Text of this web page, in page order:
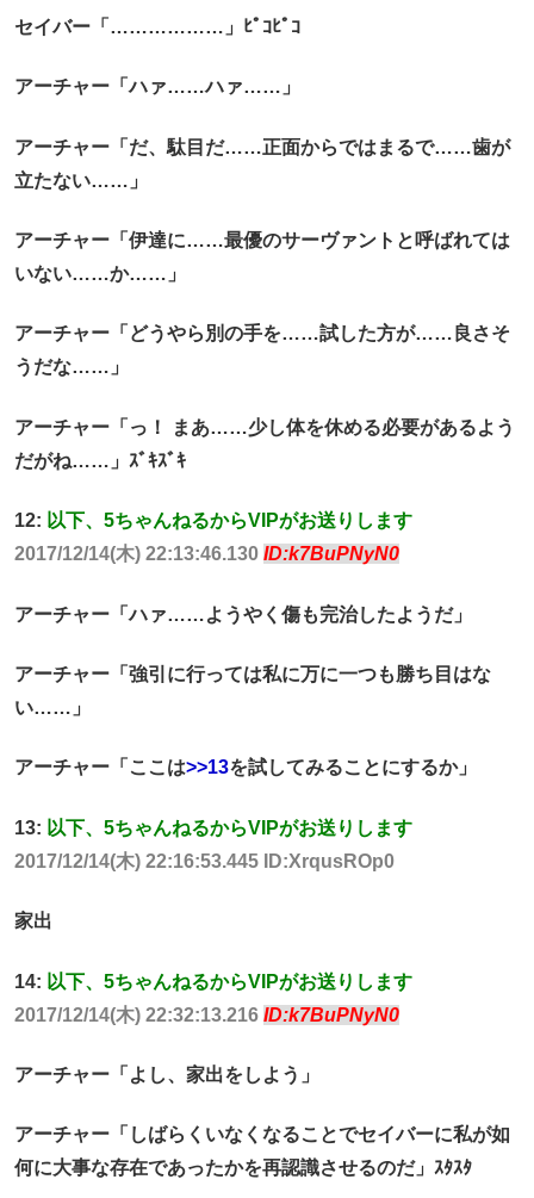
セイバー「………………」ﾋﾟｺﾋﾟｺ
アーチャー「ハァ……ハァ……」
アーチャー「だ、駄目だ……正面からではまるで……歯が
立たない……」
アーチャー「伊達に……最優のサーヴァントと呼ばれては
いない……か……」
アーチャー「どうやら別の手を……試した方が……良さそ
うだな……」
アーチャー「っ！ まあ……少し体を休める必要があるよう
だがね……」ｽﾞｷｽﾞｷ
12: 以下、5ちゃんねるからVIPがお送りします
2017/12/14(木) 22:13:46.130 ID:k7BuPNyN0
アーチャー「ハァ……ようやく傷も完治したようだ」
アーチャー「強引に行っては私に万に一つも勝ち目はな
い……」
アーチャー「ここは>>13を試してみることにするか」
13: 以下、5ちゃんねるからVIPがお送りします
2017/12/14(木) 22:16:53.445 ID:XrqusROp0
家出
14: 以下、5ちゃんねるからVIPがお送りします
2017/12/14(木) 22:32:13.216 ID:k7BuPNyN0
アーチャー「よし、家出をしよう」
アーチャー「しばらくいなくなることでセイバーに私が如
何に大事な存在であったかを再認識させるのだ」ｽﾀｽﾀ